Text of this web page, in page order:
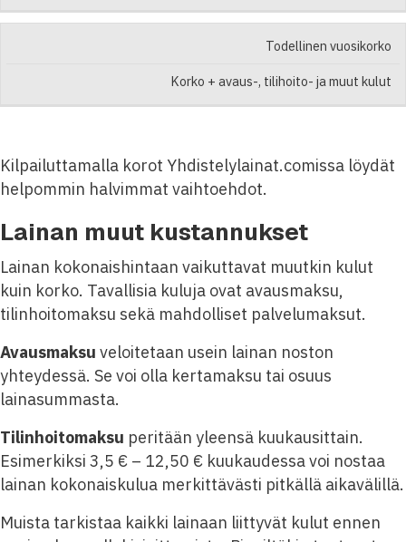
Todellinen vuosikorko
Korko + avaus-, tilihoito- ja muut kulut
Kilpailuttamalla korot Yhdistelylainat.comissa löydät
helpommin halvimmat vaihtoehdot.
Lainan muut kustannukset
Lainan kokonaishintaan vaikuttavat muutkin kulut
kuin korko. Tavallisia kuluja ovat avausmaksu,
tilinhoitomaksu sekä mahdolliset palvelumaksut.
Avausmaksu veloitetaan usein lainan noston
yhteydessä. Se voi olla kertamaksu tai osuus
lainasummasta.
Tilinhoitomaksu peritään yleensä kuukausittain.
Esimerkiksi 3,5 € – 12,50 € kuukaudessa voi nostaa
lainan kokonaiskulua merkittävästi pitkällä aikavälillä.
Muista tarkistaa kaikki lainaan liittyvät kulut ennen